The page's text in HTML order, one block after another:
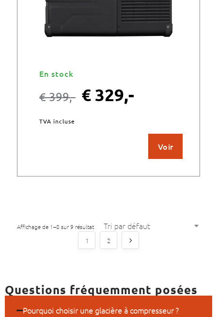
En stock
€399,- € 329,-
TVA incluse
Voir
Affichage de 1–8 sur 9 résultat
1 2
Questions fréquemment posées
Pourquoi choisir une glacière à compresseur ?